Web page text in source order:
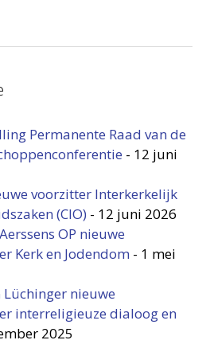
Permanente Raad van de
- 12 juni
voorzitter Interkerkelijk
(CIO) - 12 juni 2026
OP nieuwe
Kerk en Jodendom - 1 mei
nieuwe
interreligieuze dialoog en
2025